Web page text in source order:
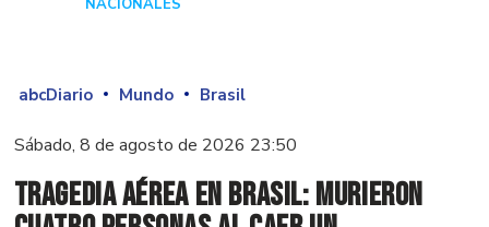
NACIONALES
abcDiario Mundo Brasil
Sábado, 8 de agosto de 2026 23:50
Tragedia aérea en Brasil: murieron